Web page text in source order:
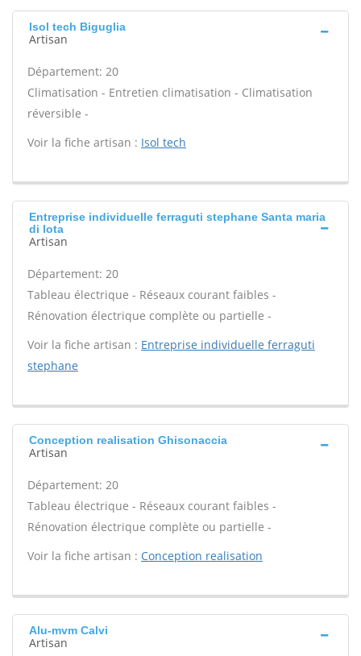
Isol tech Biguglia
Artisan
Département: 20
Climatisation - Entretien climatisation - Climatisation
réversible -
Voir la fiche artisan : Isol tech
Entreprise individuelle ferraguti stephane Santa maria
di lota
Artisan
Département: 20
Tableau électrique - Réseaux courant faibles -
Rénovation électrique complète ou partielle -
Voir la fiche artisan : Entreprise individuelle ferraguti
stephane
Conception realisation Ghisonaccia
Artisan
Département: 20
Tableau électrique - Réseaux courant faibles -
Rénovation électrique complète ou partielle -
Voir la fiche artisan : Conception realisation
Alu-mvm Calvi
Artisan